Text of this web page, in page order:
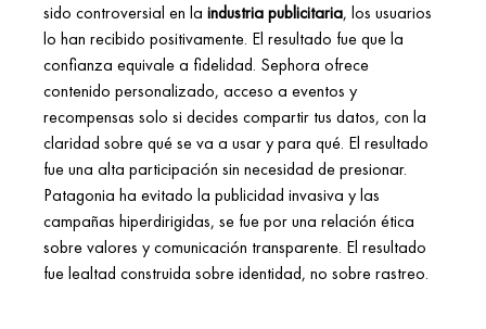
sido controversial en la industria publicitaria, los usuarios
lo han recibido positivamente. El resultado fue que la
confianza equivale a fidelidad. Sephora ofrece
contenido personalizado, acceso a eventos y
recompensas solo si decides compartir tus datos, con la
claridad sobre qué se va a usar y para qué. El resultado
fue una alta participación sin necesidad de presionar.
Patagonia ha evitado la publicidad invasiva y las
campañas hiperdirigidas, se fue por una relación ética
sobre valores y comunicación transparente. El resultado
fue lealtad construida sobre identidad, no sobre rastreo.